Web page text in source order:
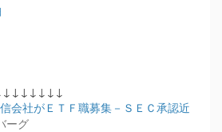
会社がＥＴＦ職募集－ＳＥＣ承認近
ーグ